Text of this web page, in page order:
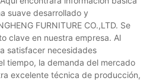
suave desarrollado y
FURNITURE CO.,LTD. Se
clave en nuestra empresa. Al
satisfacer necesidades
tiempo, la demanda del mercado
excelente técnica de producción,